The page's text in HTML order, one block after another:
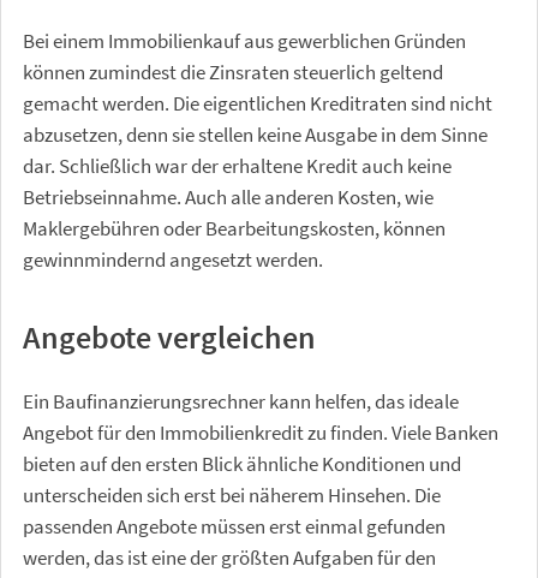
Bei einem Immobilienkauf aus gewerblichen Gründen
können zumindest die Zinsraten steuerlich geltend
gemacht werden. Die eigentlichen Kreditraten sind nicht
abzusetzen, denn sie stellen keine Ausgabe in dem Sinne
dar. Schließlich war der erhaltene Kredit auch keine
Betriebseinnahme. Auch alle anderen Kosten, wie
Maklergebühren oder Bearbeitungskosten, können
gewinnmindernd angesetzt werden.
Angebote vergleichen
Ein Baufinanzierungsrechner kann helfen, das ideale
Angebot für den Immobilienkredit zu finden. Viele Banken
bieten auf den ersten Blick ähnliche Konditionen und
unterscheiden sich erst bei näherem Hinsehen. Die
passenden Angebote müssen erst einmal gefunden
werden, das ist eine der größten Aufgaben für den